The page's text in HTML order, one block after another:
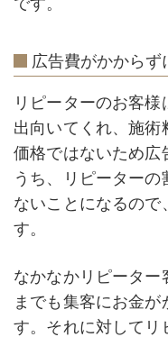
です。
広告費がかからず
リピーターのお客
出向いてくれ、施術
価格ではないため広
うち、リピーター
ないことになるの
す。
なかなかリピーター
までも集客にお金が
す。それに対してリ